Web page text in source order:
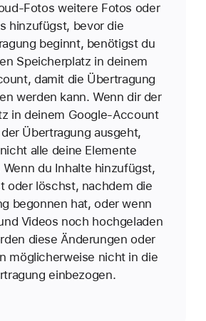
Fotos weitere Fotos oder
hinzufügst, bevor die
beginnt, benötigst du
Speicherplatz in deinem
damit die Übertragung
werden kann. Wenn dir der
in deinem Google-Account
Übertragung ausgeht,
alle deine Elemente
du Inhalte hinzufügst,
oder löschst, nachdem die
begonnen hat, oder wenn
Videos noch hochgeladen
diese Änderungen oder
möglicherweise nicht in die
einbezogen.